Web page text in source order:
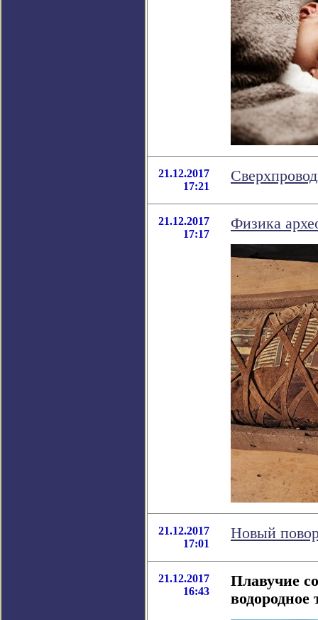
21.12.2017
17:21
21.12.2017
17:17
Физика
21.12.2017
17:01
Новый
21.12.2017
16:43
Плавучие